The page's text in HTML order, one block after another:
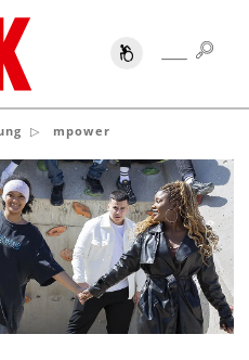
SUCHE
mpower